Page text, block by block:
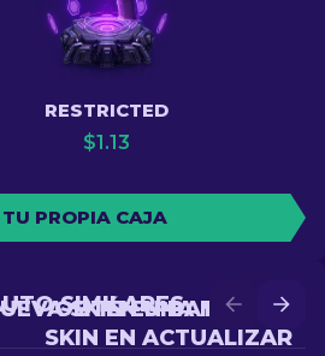
RESTRICTED
$1.13
TU PROPIA CAJA
OBTÉN UNA MEJOR
SKIN EN ACTUALIZAR
SKIN EN BATALLA
SIMILARES